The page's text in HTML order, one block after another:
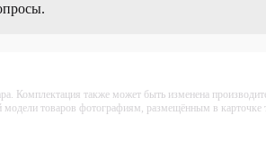
Комплектация также может быть изменена
модели товаров фотографиям, размещённым в карточке